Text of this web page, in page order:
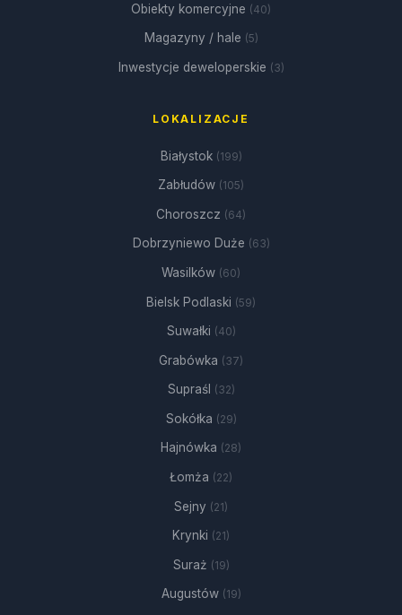
Obiekty komercyjne (40)
Magazyny / hale (5)
Inwestycje deweloperskie (3)
LOKALIZACJE
Białystok (199)
Zabłudów (105)
Choroszcz (64)
Dobrzyniewo Duże (63)
Wasilków (60)
Bielsk Podlaski (59)
Suwałki (40)
Grabówka (37)
Supraśl (32)
Sokółka (29)
Hajnówka (28)
Łomża (22)
Sejny (21)
Krynki (21)
Suraż (19)
Augustów (19)